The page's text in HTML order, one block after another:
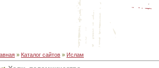
» Каталог сайтов » Ислам